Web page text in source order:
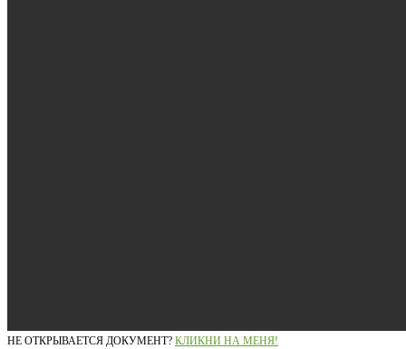
НЕ ОТКРЫВАЕТСЯ ДОКУМЕНТ? КЛИКНИ НА МЕНЯ!